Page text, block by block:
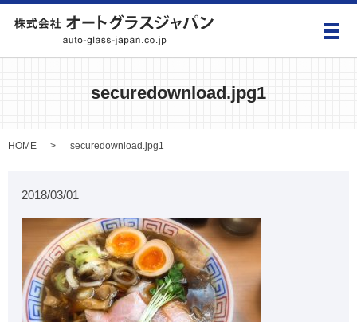
メ
securedownload.jpg1
HOME securedownload.jpg1
2018/03/01